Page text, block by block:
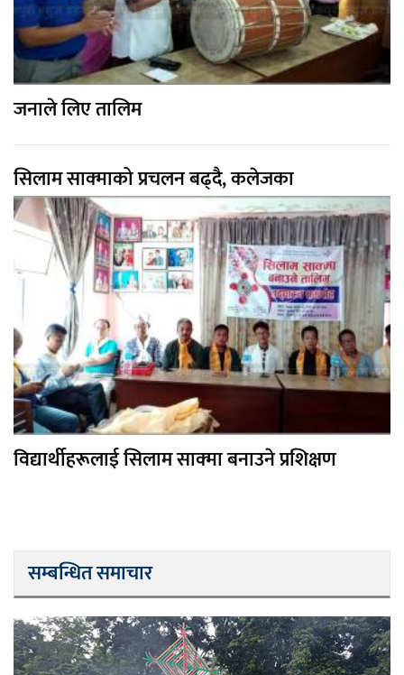
जनाले लिए तालिम
सिलाम साक्माको प्रचलन बढ्दै, कलेजका
विद्यार्थीहरूलाई सिलाम साक्मा बनाउने प्रशिक्षण
सम्बन्धित समाचार